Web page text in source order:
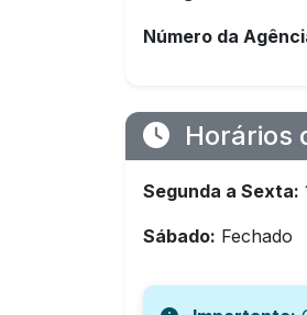
Número da
Horários
Segunda a Sexta:
Sábado: Fechado